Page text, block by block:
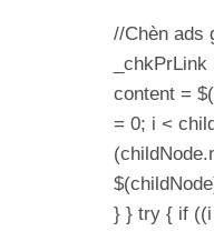
//Chèn ads
content =
= 0; i <
} } try { if ((i